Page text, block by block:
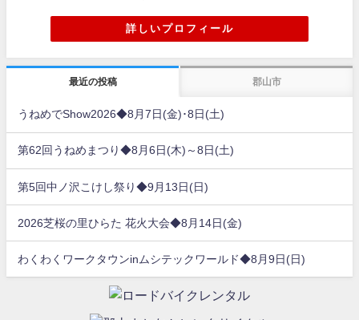
詳しいプロフィール
最近の投稿 郡山市
うねめでShow2026◆8月7日(金)･8日(土)
第62回うねめまつり◆8月6日(木)～8日(土)
第5回中ノ沢こけし祭り◆9月13日(日)
2026芝桜の里ひらた 花火大会◆8月14日(金)
わくわくワークタウンinムシテックワールド◆8月9日(日)